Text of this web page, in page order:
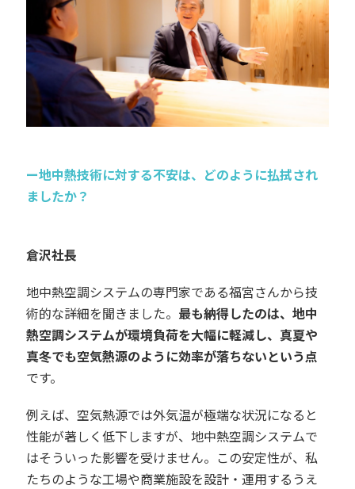
ー地中熱技術に対する不安は、どのように払拭され
ましたか？
倉沢社長
地中熱空調システムの専門家である福宮さんから技
術的な詳細を聞きました。 最も納得したのは、地中
熱空調システムが環境負荷を大幅に軽減し、真夏や
真冬でも空気熱源のように効率が落ちないという点
です。
例えば、空気熱源では外気温が極端な状況になると
性能が著しく低下しますが、地中熱空調システムで
はそういった影響を受けません。この安定性が、私
たちのような工場や商業施設を設計・運用するうえ